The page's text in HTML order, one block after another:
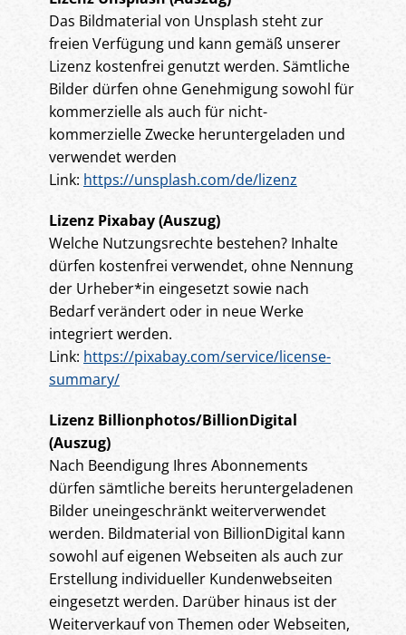
Das Bildmaterial von Unsplash steht zur
freien Verfügung und kann gemäß unserer
Lizenz kostenfrei genutzt werden. Sämtliche
Bilder dürfen ohne Genehmigung sowohl für
kommerzielle als auch für nicht-
kommerzielle Zwecke heruntergeladen und
verwendet werden
Link: https://unsplash.com/de/lizenz
Lizenz Pixabay (Auszug)
Welche Nutzungsrechte bestehen? Inhalte
dürfen kostenfrei verwendet, ohne Nennung
der Urheber*in eingesetzt sowie nach
Bedarf verändert oder in neue Werke
integriert werden.
Link: https://pixabay.com/service/license-
summary/
Lizenz Billionphotos/BillionDigital
(Auszug)
Nach Beendigung Ihres Abonnements
dürfen sämtliche bereits heruntergeladenen
Bilder uneingeschränkt weiterverwendet
werden. Bildmaterial von BillionDigital kann
sowohl auf eigenen Webseiten als auch zur
Erstellung individueller Kundenwebseiten
eingesetzt werden. Darüber hinaus ist der
Weiterverkauf von Themen oder Webseiten,